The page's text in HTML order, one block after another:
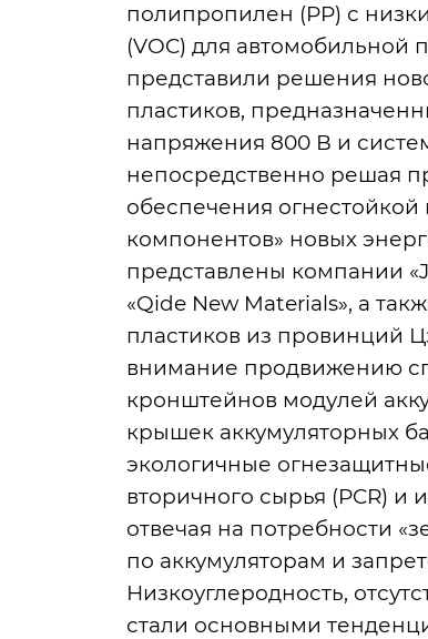
полипропилен (PP) с
(VOC) для
представили решения
пластиков,
напряжения 800 В и
непосредственно решая
обеспечения огнестойкой
компонентов» новых
представлены компании
«Qide New Materials», а
пластиков из провинций
внимание продвижению
кронштейнов модулей
крышек аккумуляторных
экологичные
вторичного сырья (PCR)
отвечая на потребности
по аккумуляторам и
Низкоуглеродность,
стали основными